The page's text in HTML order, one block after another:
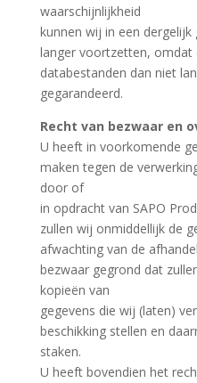
waarschijnlijkheid
kunnen wij in een
langer voortzetten, omdat
databestanden dan niet
gegarandeerd.
Recht van bezwaar en
U heeft in voorkomende
maken tegen de
door of
in opdracht van SAPO
zullen wij onmiddellijk de
afwachting van de
bezwaar gegrond dat
kopieën van
gegevens die wij (laten)
beschikking stellen en
staken.
U heeft bovendien het